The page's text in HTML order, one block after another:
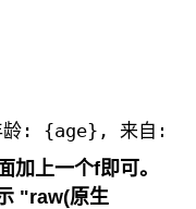
上一个f即可。
"raw(原生